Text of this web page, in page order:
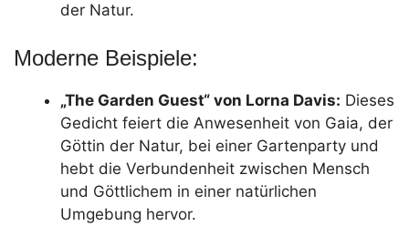
der Natur.
Moderne Beispiele:
„The Garden Guest“ von Lorna Davis: Dieses
Gedicht feiert die Anwesenheit von Gaia, der
Göttin der Natur, bei einer Gartenparty und
hebt die Verbundenheit zwischen Mensch
und Göttlichem in einer natürlichen
Umgebung hervor.